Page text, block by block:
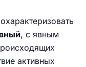
, с явным
активных